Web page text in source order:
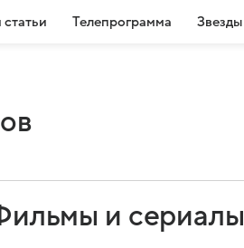
статьи Телепрограмма Звезды
и сериалы